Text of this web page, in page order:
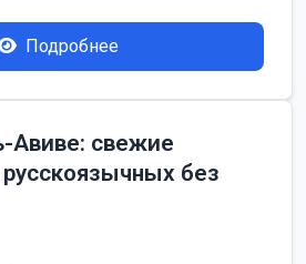
Подробнее
Авиве: свежие
без